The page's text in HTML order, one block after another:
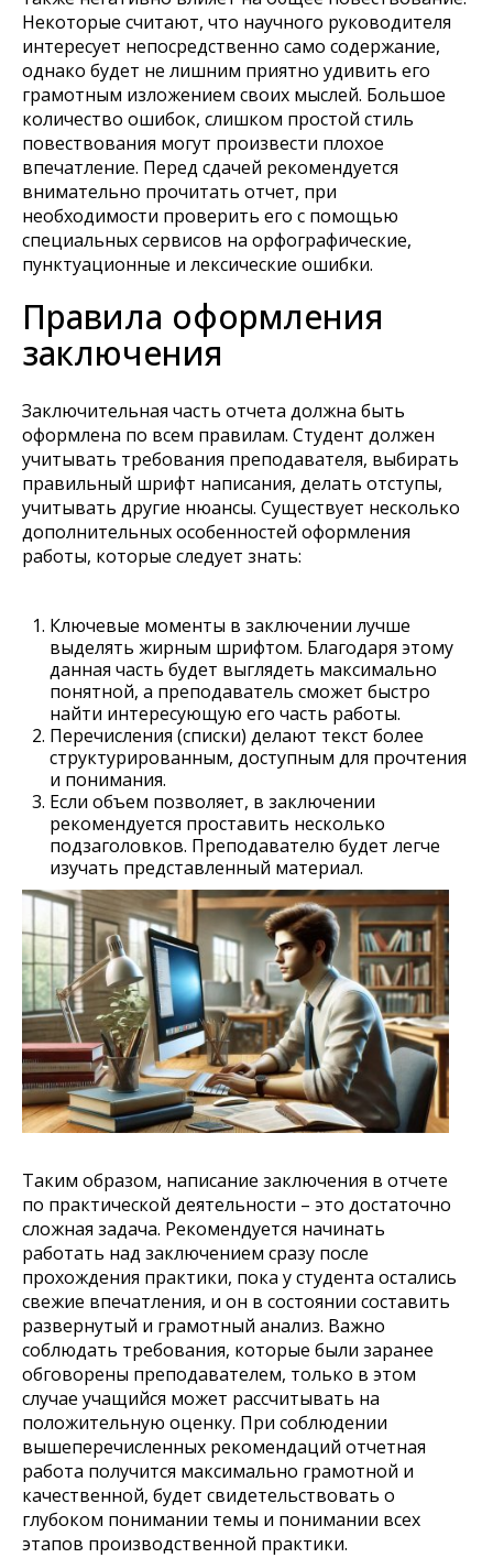
Некоторые считают, что научного руководителя
интересует непосредственно само содержание,
однако будет не лишним приятно удивить его
грамотным изложением своих мыслей. Большое
количество ошибок, слишком простой стиль
повествования могут произвести плохое
впечатление. Перед сдачей рекомендуется
внимательно прочитать отчет, при
необходимости проверить его с помощью
специальных сервисов на орфографические,
пунктуационные и лексические ошибки.
Правила оформления
заключения
Заключительная часть отчета должна быть
оформлена по всем правилам. Студент должен
учитывать требования преподавателя, выбирать
правильный шрифт написания, делать отступы,
учитывать другие нюансы. Существует несколько
дополнительных особенностей оформления
работы, которые следует знать:
Ключевые моменты в заключении лучше
выделять жирным шрифтом. Благодаря этому
данная часть будет выглядеть максимально
понятной, а преподаватель сможет быстро
найти интересующую его часть работы.
Перечисления (списки) делают текст более
структурированным, доступным для прочтения
и понимания.
Если объем позволяет, в заключении
рекомендуется проставить несколько
подзаголовков. Преподавателю будет легче
изучать представленный материал.
Таким образом, написание заключения в отчете
по практической деятельности – это достаточно
сложная задача. Рекомендуется начинать
работать над заключением сразу после
прохождения практики, пока у студента остались
свежие впечатления, и он в состоянии составить
развернутый и грамотный анализ. Важно
соблюдать требования, которые были заранее
обговорены преподавателем, только в этом
случае учащийся может рассчитывать на
положительную оценку. При соблюдении
вышеперечисленных рекомендаций отчетная
работа получится максимально грамотной и
качественной, будет свидетельствовать о
глубоком понимании темы и понимании всех
этапов производственной практики.